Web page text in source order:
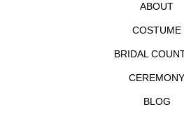
ABOUT
COSTUME
BRIDAL
CEREMONY
BLOG